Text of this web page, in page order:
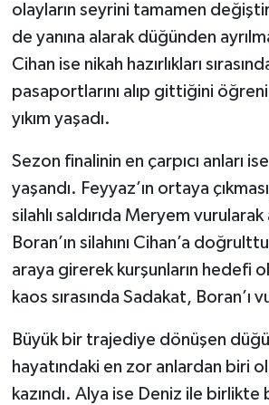
olayların seyrini tamamen
de yanına alarak düğünden
Cihan ise nikah hazırlıkları
pasaportlarını alıp gittiğini
yıkım yaşadı.
Sezon finalinin en çarpıcı anları
yaşandı. Feyyaz’ın ortaya
silahlı saldırıda Meryem vurularak
Boran’ın silahını Cihan’a
araya girerek kurşunların hedefi
kaos sırasında Sadakat, Boran’ı
Büyük bir trajediye dönüşen
hayatındaki en zor anlardan biri
kazındı. Alya ise Deniz ile